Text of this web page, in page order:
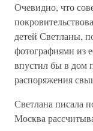
Очевидно, что
детей Светланы,
фотографиями из
впустил бы в дом
распоряжения
Светлана писала
Москва